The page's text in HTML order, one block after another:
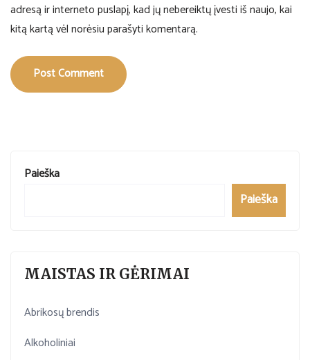
adresą ir interneto puslapį, kad jų nebereiktų įvesti iš naujo, kai
kitą kartą vėl norėsiu parašyti komentarą.
Post Comment
Paieška
Paieška
MAISTAS IR GĖRIMAI
Abrikosų brendis
Alkoholiniai